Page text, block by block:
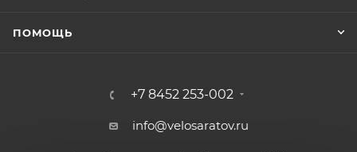
ПОМОЩЬ
+7 8452 253-002
info@velosaratov.ru